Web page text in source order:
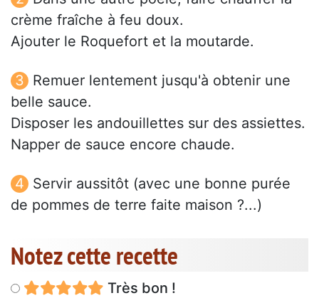
crème fraîche à feu doux.
Ajouter le Roquefort et la moutarde.
Remuer lentement jusqu'à obtenir une
belle sauce.
Disposer les andouillettes sur des assiettes.
Napper de sauce encore chaude.
Servir aussitôt (avec une bonne purée
de pommes de terre faite maison ?...)
Notez cette recette
Très bon !